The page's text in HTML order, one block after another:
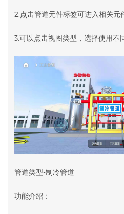
2.点击管道元件标签可进入相关元
3.可以点击视图类型，选择使用不
管道类型-制冷管道
功能介绍：